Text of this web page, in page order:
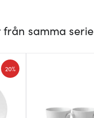
från samma serie
20%